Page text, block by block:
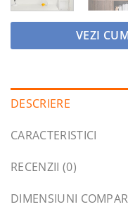
VEZI
DESCRIERE
CARACTERISTICI
RECENZII (0)
DIMENSIUNI